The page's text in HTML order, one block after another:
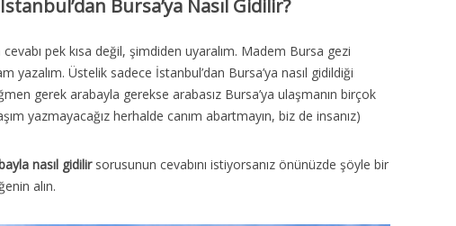
Bursa’ya Nasıl Gidilir?
pek kısa değil, şimdiden uyaralım. Madem Bursa gezi
yazalım. Üstelik sadece İstanbul’dan Bursa’ya nasıl gidildiği
gerek arabayla gerekse arabasız Bursa’ya ulaşmanın birçok
yazmayacağız herhalde canım abartmayın, biz de insanız)
nasıl gidilir sorusunun cevabını istiyorsanız önünüzde şöyle bir
alın.